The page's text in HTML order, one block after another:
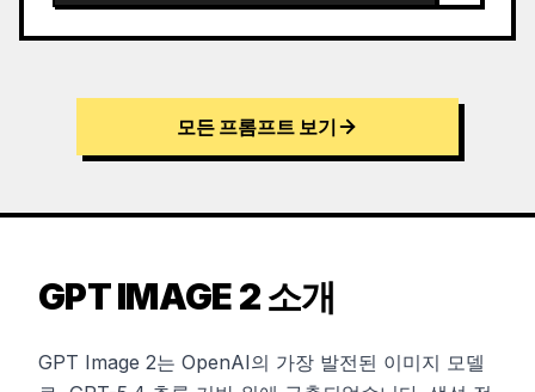
모든 프롬프트 보기
GPT IMAGE 2 소개
GPT Image 2는 OpenAI의 가장 발전된 이미지 모델